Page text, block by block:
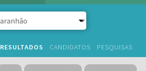
RESULTADOS CANDIDATOS PESQUISAS